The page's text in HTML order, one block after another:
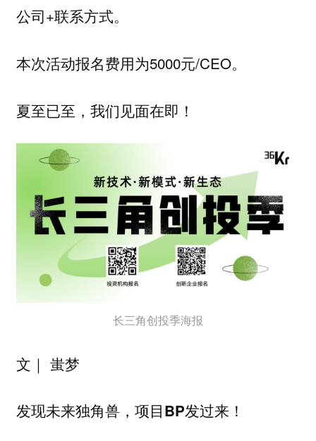
公司+联系方式。
本次活动报名费用为5000元/CEO。
夏至已至，我们见面在即！
长三角创投季海报
文｜ 蚩梦
发现未来独角兽，项目BP发过来！